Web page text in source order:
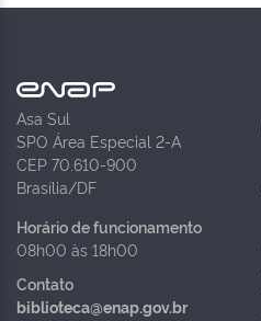
Asa Sul
SPO Área Especial 2-A
CEP 70.610-900
Brasília/DF
Horário de funcionamento
08h00 às 18h00
Contato
biblioteca@enap.gov.br